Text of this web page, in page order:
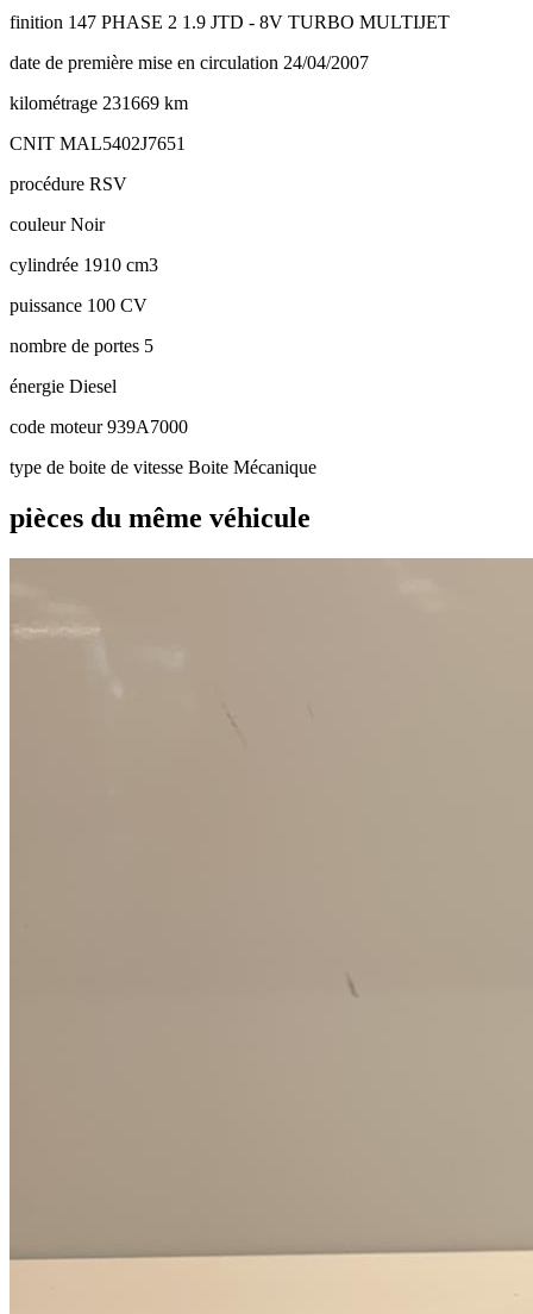
finition 147 PHASE 2 1.9 JTD - 8V TURBO MULTIJET
date de première mise en circulation 24/04/2007
kilométrage 231669 km
CNIT MAL5402J7651
procédure RSV
couleurNoir
cylindrée 1910 cm3
puissance 100 CV
nombre de portes 5
énergie Diesel
code moteur939A7000
type de boite de vitesse Boite Mécanique
pièces du même véhicule